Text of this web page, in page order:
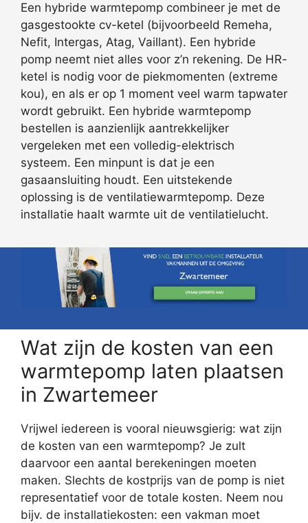
Een hybride warmtepomp combineer je met de
gasgestookte cv-ketel (bijvoorbeeld Remeha,
Nefit, Intergas, Atag, Vaillant). Een hybride
pomp neemt niet alles voor z’n rekening. De HR-
ketel is nodig voor de piekmomenten (extreme
kou), en als er op 1 moment veel warm tapwater
wordt gebruikt. Een hybride warmtepomp
bestellen is aanzienlijk aantrekkelijker
vergeleken met een volledig-elektrisch
systeem. Een minpunt is dat je een
gasaansluiting houdt. Een uitstekende
oplossing is de ventilatiewarmtepomp. Deze
installatie haalt warmte uit de ventilatielucht.
Wat zijn de kosten van een
warmtepomp laten plaatsen
in Zwartemeer
Vrijwel iedereen is vooral nieuwsgierig: wat zijn
de kosten van een warmtepomp? Je zult
daarvoor een aantal berekeningen moeten
maken. Slechts de kostprijs van de pomp is niet
representatief voor de totale kosten. Neem nou
bijv. de installatiekosten: een vakman moet